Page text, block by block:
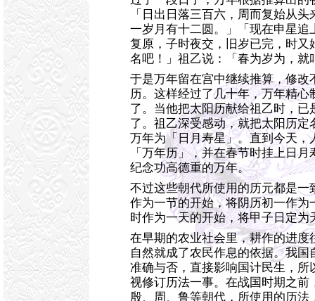
「日出日落三百六，周而复始从
一岁月有十二圆。」「现在申星追
复原，子时夜交，旧岁已完，时又
名吧！」祖乙说：「春为岁为，就
于是万年留在宫中继续推算，修改
历。这样经过了几十年，万年精心
了。当他把太阳历献给祖乙时，已
了。祖乙深受感动，就把太阳历定
万年为「日月寿星」。直到今天，
「万年历」，并在春节时挂上日
纪念功高德重的万年。
不过这些朝代所使用的历元都是一
作为一节的开始，将阴历初一作为
时作为一天的开始，将甲子日定为
在早期的农业社会里，耕作的进度
自然就成了农民作息的依据。我国
准确与否，直接影响国计民生，所
视修订历法一事。在战国时期之前
殷、周、鲁等朝代，所使用的历法